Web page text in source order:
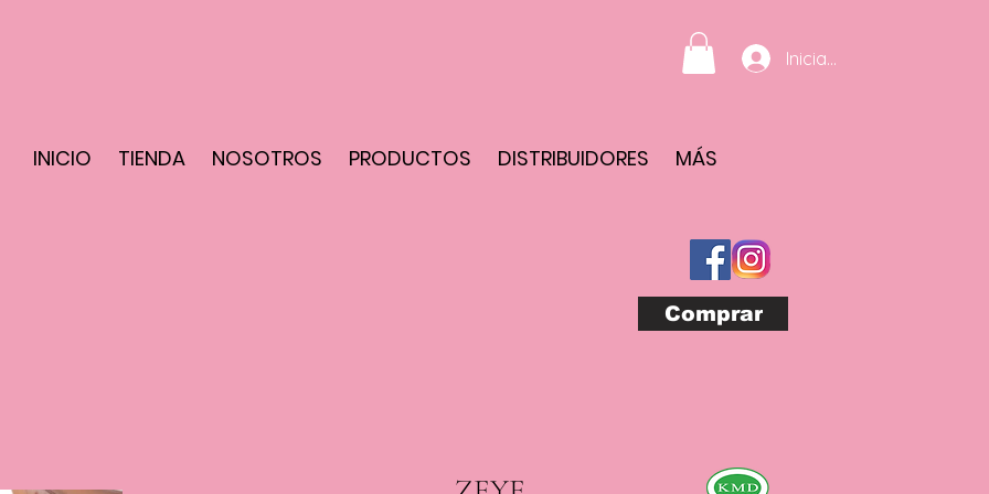
Iniciar sesión
INICIO TIENDA NOSOTROS PRODUCTOS DISTRIBUIDORES MÁS
Comprar